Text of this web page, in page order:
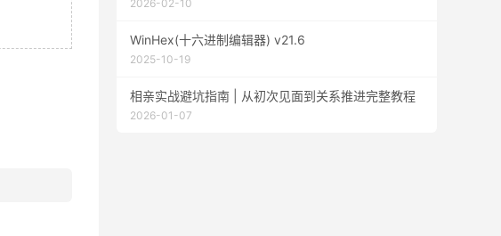
2026-02-10
WinHex(十六进制编辑器) v21.6
2025-10-19
相亲实战避坑指南 | 从初次见面到关系推进完整教程
2026-01-07